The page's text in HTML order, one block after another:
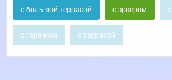
с большой террасой с эркером
с гаражом с террасой